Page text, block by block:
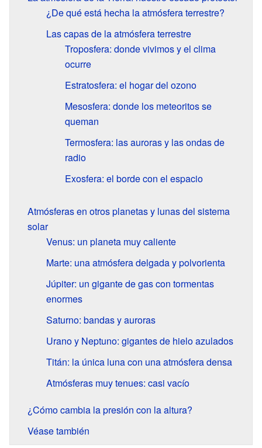
¿De qué está hecha la atmósfera terrestre?
Las capas de la atmósfera terrestre
Troposfera: donde vivimos y el clima
ocurre
Estratosfera: el hogar del ozono
Mesosfera: donde los meteoritos se
queman
Termosfera: las auroras y las ondas de
radio
Exosfera: el borde con el espacio
Atmósferas en otros planetas y lunas del sistema
solar
Venus: un planeta muy caliente
Marte: una atmósfera delgada y polvorienta
Júpiter: un gigante de gas con tormentas
enormes
Saturno: bandas y auroras
Urano y Neptuno: gigantes de hielo azulados
Titán: la única luna con una atmósfera densa
Atmósferas muy tenues: casi vacío
¿Cómo cambia la presión con la altura?
Véase también